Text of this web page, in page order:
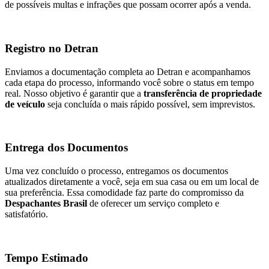
de possíveis multas e infrações que possam ocorrer após a venda.
Registro no Detran
Enviamos a documentação completa ao Detran e acompanhamos
cada etapa do processo, informando você sobre o status em tempo
real. Nosso objetivo é garantir que a transferência de propriedade
de veículo seja concluída o mais rápido possível, sem imprevistos.
Entrega dos Documentos
Uma vez concluído o processo, entregamos os documentos
atualizados diretamente a você, seja em sua casa ou em um local de
sua preferência. Essa comodidade faz parte do compromisso da
Despachantes Brasil de oferecer um serviço completo e
satisfatório.
Tempo Estimado